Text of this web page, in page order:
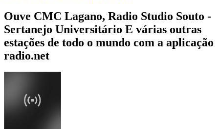
Ouve CMC Lagano, Radio Studio Souto -
Sertanejo Universitário E várias outras
estações de todo o mundo com a aplicação
radio.net